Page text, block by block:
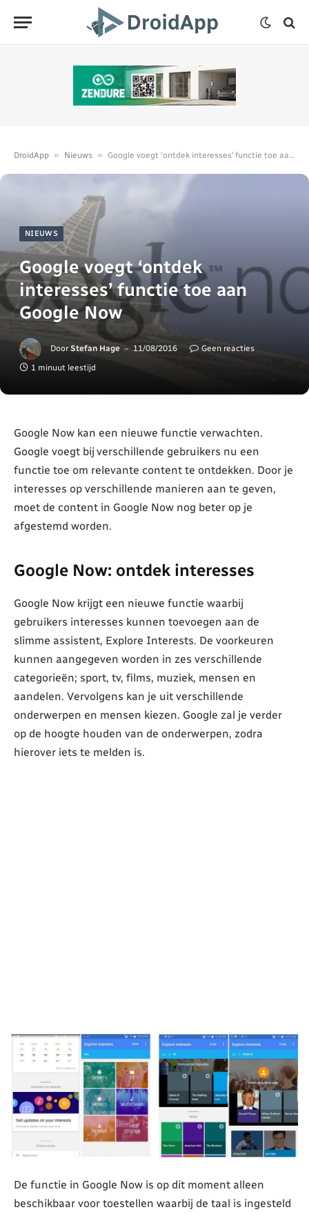
DroidApp » Nieuws » Google voegt ‘ontdek interesses’ functie toe aan Google Now
NIEUWS
Google voegt ‘ontdek
interesses’ functie toe aan
Google Now
Door Stefan Hage 11/08/2016
Geen reacties
1 minuut leestijd
Google Now kan een nieuwe functie verwachten.
Google voegt bij verschillende gebruikers nu een
functie toe om relevante content te ontdekken. Door je
interesses op verschillende manieren aan te geven,
moet de content in Google Now nog beter op je
afgestemd worden.
Google Now: ontdek interesses
Google Now krijgt een nieuwe functie waarbij
gebruikers interesses kunnen toevoegen aan de
slimme assistent, Explore Interests. De voorkeuren
kunnen aangegeven worden in zes verschillende
categorieën; sport, tv, films, muziek, mensen en
aandelen. Vervolgens kan je uit verschillende
onderwerpen en mensen kiezen. Google zal je verder
op de hoogte houden van de onderwerpen, zodra
hierover iets te melden is.
De functie in Google Now is op dit moment alleen
beschikbaar voor toestellen waarbij de taal is ingesteld